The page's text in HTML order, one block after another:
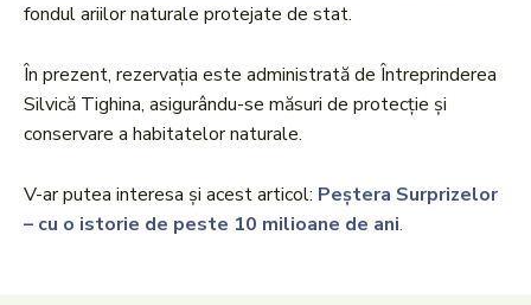
fondul ariilor naturale protejate de stat.
În prezent, rezervația este administrată de Întreprinderea
Silvică Tighina, asigurându-se măsuri de protecție și
conservare a habitatelor naturale.
V-ar putea interesa și acest articol: Peștera Surprizelor
– cu o istorie de peste 10 milioane de ani.